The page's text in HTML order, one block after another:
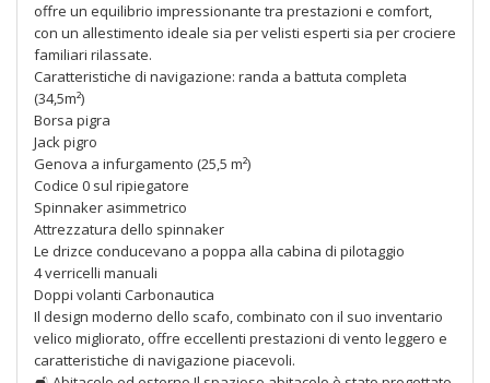
offre un equilibrio impressionante tra prestazioni e comfort,
con un allestimento ideale sia per velisti esperti sia per crociere
familiari rilassate.
Caratteristiche di navigazione: randa a battuta completa
(34,5m²)
Borsa pigra
Jack pigro
Genova a infurgamento (25,5 m²)
Codice 0 sul ripiegatore
Spinnaker asimmetrico
Attrezzatura dello spinnaker
Le drizce conducevano a poppa alla cabina di pilotaggio
4 verricelli manuali
Doppi volanti Carbonautica
Il design moderno dello scafo, combinato con il suo inventario
velico migliorato, offre eccellenti prestazioni di vento leggero e
caratteristiche di navigazione piacevoli.